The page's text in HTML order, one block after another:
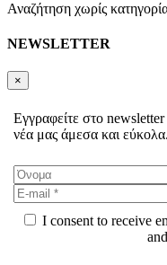
Αναζήτηση χωρίς
NEWSLETTER
×
Εγγραφείτε στο
νέα μας άμεσα και εύκολα.
I consent to receive